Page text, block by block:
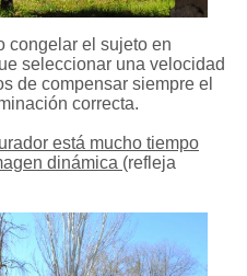
congelar el sujeto en
seleccionar una velocidad
de compensar siempre el
correcta.
está mucho tiempo
dinámica (refleja